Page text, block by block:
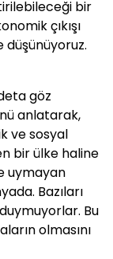
bir
çıkışı
göz
anlatarak,
ve sosyal
bir ülke haline
uymayan
Bazıları
Bu
olmasını